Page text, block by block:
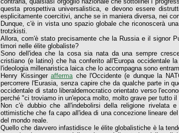
questa prospettiva universalistica, e devono essere
esplicitamente coercitivi, anche se in maniera diversa, nei
Dunque, c'è in vista uno spazio globale che riconoscerà
trotzkisti.
Allora, com'è stato precisamente che la Russia e il signor
timori nelle élite globaliste?
Sono dell'idea che la cosa sia nata da una sempre
cristiano (e latino) che ha conferito all'Europa occidentale
l'ideologia millenaristica laica che lo accompagna sono
Henry Kissingeraffermache l'Occidente (e dunque la
percorrere l'Eurasia, senza capire che da qualche parte in
occidentale di stato liberaldemocratico orientato verso
perché "ci troviamo in un'epoca molto, molto grave per tutto il
Non c'è dubbio che all'indebolirsi della religione rivelata
ottimistiche che fa capo all'idea di una concezione lineare
del mondo reale.
Quello che davvero infastidisce le élite globalistiche è la